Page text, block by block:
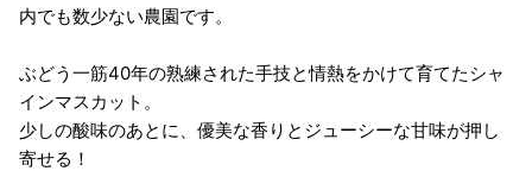
内でも数少ない農園です。
ぶどう一筋40年の熟練された手技と情熱をかけて育てたシャ
インマスカット。
少しの酸味のあとに、優美な香りとジューシーな甘味が押し
寄せる！